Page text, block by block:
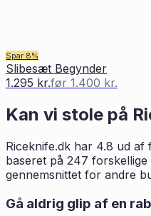
Spar 8%
Slibesæt Begynder
1.295 kr.før 1.400 kr.
Kan vi stole på
Riceknife.dk har 4.8 ud af
baseret på 247 forskellige
gennemsnittet for andre
Gå aldrig glip af en